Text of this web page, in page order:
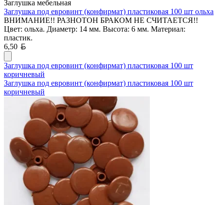
Заглушка мебельная
Заглушка под евровинт (конфирмат) пластиковая 100 шт ольха
ВНИМАНИЕ!! РАЗНОТОН БРАКОМ НЕ СЧИТАЕТСЯ!!
Цвет: ольха. Диаметр: 14 мм. Высота: 6 мм. Материал:
пластик.
6,50
Заглушка под евровинт (конфирмат) пластиковая 100 шт
коричневый
Заглушка под евровинт (конфирмат) пластиковая 100 шт
коричневый